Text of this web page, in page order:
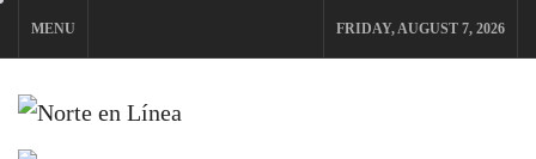
Skip
to
content
MENU FRIDAY, AUGUST 7, 2026
NORTE EN LÍNEA